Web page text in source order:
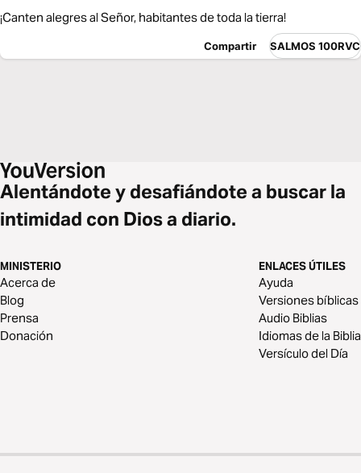
¡Canten alegres al Señor, habitantes de toda la tierra!
Compartir SALMOS 100RVC
Alentándote y desafiándote a buscar la
intimidad con Dios a diario.
MINISTERIO
Acerca de
Blog
Prensa
Donación
ENLACES ÚTILES
Ayuda
Versiones bíblicas
Audio Biblias
Idiomas de la Biblia
Versículo del Día